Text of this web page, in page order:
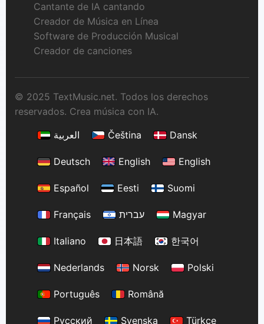
Cantante de IA cantando
Creador de Música en Línea
Software de Producción Musical
Creador de canciones
© 2025 TextMusic.net. Todos los derechos
reservados. Crea música con IA.
العربية
Čeština Dansk
Deutsch English English
Español Eesti Suomi
Français עברית Magyar
Italiano 日本語 한국어
Nederlands Norsk Polski
Português Română
Русский Svenska Türkçe